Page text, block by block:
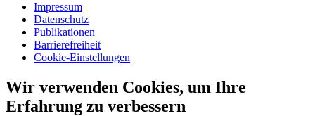
Impressum
Datenschutz
Publikationen
Barrierefreiheit
Cookie-Einstellungen
Wir verwenden Cookies, um Ihre
Erfahrung zu verbessern